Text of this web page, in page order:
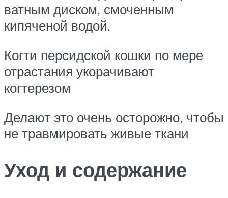
ватным диском, смоченным
кипяченой водой.
Когти персидской кошки по мере
отрастания укорачивают
когтерезом
Делают это очень осторожно, чтобы
не травмировать живые ткани
Уход и содержание